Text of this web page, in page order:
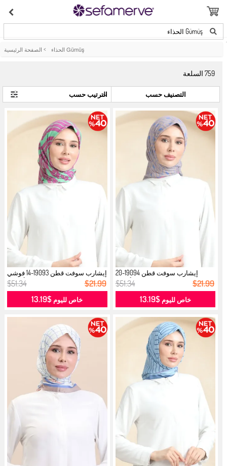
Gümüş الحذاء
الصفحة الرئيسية > Gümüş الحذاء
759السلعة
التصنيف حسب
إيشارب سوفت قطن 19094-20
فيزون أزرق...
$51.34 $21.99
خاص لليوم$13.19
إيشارب سوفت قطن 19093-14 فوشي
أخضر...
$51.34 $21.99
خاص لليوم $13.19